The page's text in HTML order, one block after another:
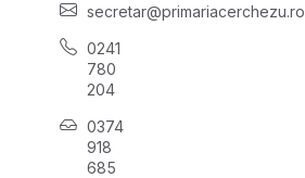
secretar@primariacerchezu.ro
0241
780
204
0374
918
685